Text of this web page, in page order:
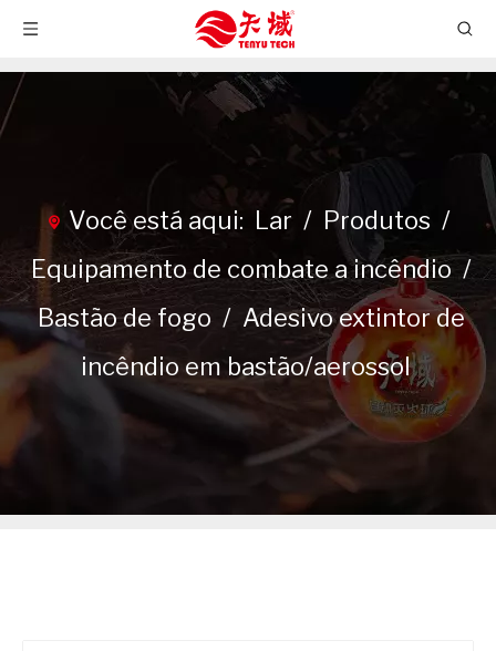
Você está aqui: Lar / Produtos /
Equipamento de combate a incêndio /
Bastão de fogo / Adesivo extintor de
incêndio em bastão/aerossol